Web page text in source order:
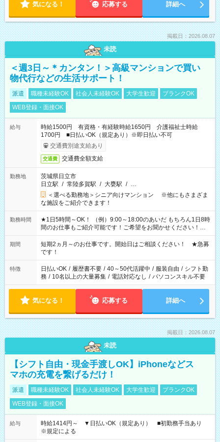
気になる！ 応募する 詳細へ
掲載日：2026.08.07
未読
＜週3日～＊カンタン！＞高級マンションで買い
物代行などの生活サポート！
派遣 職種未経験OK 社会人未経験OK 大学生歓迎
ブランクOK
WEB登録・面接OK
給与
時給1500円 有資格・有経験時給1650円 介護福祉士時給
1700円 ■日払いOK（規定あり）※即日払い不可
交通費別途支給あり
交通費 交通費全額支給
勤務地
茨城県日立市
日立駅 / 常陸多賀駅 / 大甕駅 / …
＜選べる勤務地＞シニア向けマンション ※他にもさまざま
な施設をご紹介できます！
勤務時間
★1日5時間～OK！ （例）9:00～18:00のあいだ もちろん1日8時
間のお仕事もご紹介可能です！ご希望をお聞かせください！★
家庭の都合でお休みが必要な場合も遠慮なくご相談ください。
※週最低15時間以上の勤務が必要です
期間
短期2ヵ月～のお仕事です。開始日はご相談ください！ ★急募
です！
特徴 日払いOK / 履歴書不要 / 40～50代活躍中 / 服装自由 / シフト勤
務 / 10名以上の大量募集 / 電話対応なし / パソコンスキル不要
気になる！ 応募する 詳細へ
掲載日：2026.08.07
未読
【シフト自由・現金手渡しOK】iPhoneなどス
マホの充電を繋げるだけ！
派遣 職種未経験OK 社会人未経験OK 大学生歓迎
ブランクOK
WEB登録・面接OK
給与
時給1414円～ ▼日払いOK（規定あり） ■初勤務手当あり
※規定による